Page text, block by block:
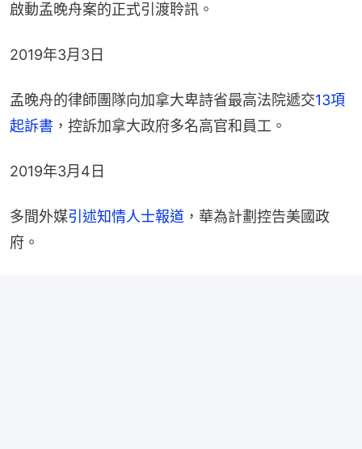
啟動孟晚舟案的正式引渡聆訊。
2019年3月3日
孟晚舟的律師團隊向加拿大卑詩省最高法院遞交13項
起訴書 ，​控訴加拿大​政府多名高官和員工。
2019年3月4日
多間外媒引述知情人士報道 ，華為計劃控告美國政
府。